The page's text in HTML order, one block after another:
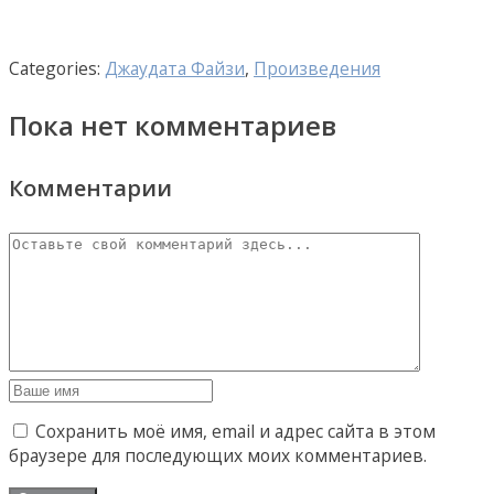
Categories: Джаудата Файзи, Произведения
Пока нет комментариев
Комментарии
Сохранить моё имя, email и адрес сайта в этом
браузере для последующих моих комментариев.